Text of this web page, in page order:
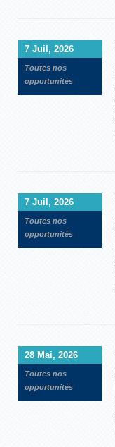
7 Juil, 2026
Toutes nos
opportunités
7 Juil, 2026
Toutes nos
opportunités
28 Mai, 2026
Toutes nos
opportunités